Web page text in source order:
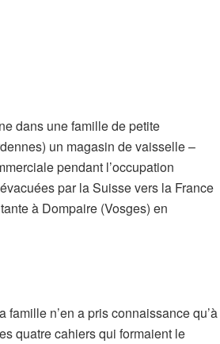
dans une famille de petite
un magasin de vaisselle –
pendant l’occupation
par la Suisse vers la France
à Dompaire (Vosges) en
n’en a pris connaissance qu’à
quatre cahiers qui formaient le